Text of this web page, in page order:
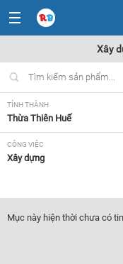
Xây
TỈNH THÀNH
Thừa Thiên Huế
CÔNG VIỆC
Xây dựng
Tất cả
Mục này hiện thời chưa có